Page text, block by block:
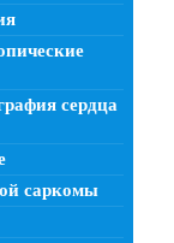
сердца
саркомы